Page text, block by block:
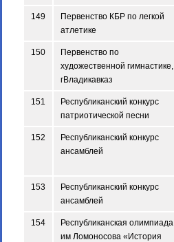
149
Первенство КБР по легкой
атлетике
150
Первенство по
художественной гимнастике,
гВладикавказ
151
Республиканский конкурс
патриотической песни
152
Республиканский конкурс
ансамблей
153
Республиканский конкурс
ансамблей
154
Республиканская олимпиада
им Ломоносова «История